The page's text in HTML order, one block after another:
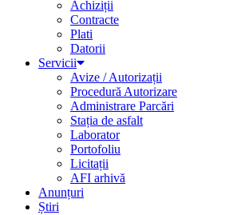
Achiziții
Contracte
Plati
Datorii
Servicii
Avize / Autorizații
Procedură Autorizare
Administrare Parcări
Stația de asfalt
Laborator
Portofoliu
Licitații
AFI arhivă
Anunțuri
Știri